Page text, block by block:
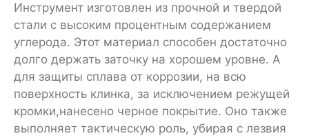
Инструмент изготовлен из прочной и твердой
стали с высоким процентным содержанием
углерода. Этот материал способен достаточно
долго держать заточку на хорошем уровне. А
для защиты сплава от коррозии, на всю
поверхность клинка, за исключением режущей
кромки,нанесено черное покрытие. Оно также
выполняет тактическую роль, убирая с лезвия